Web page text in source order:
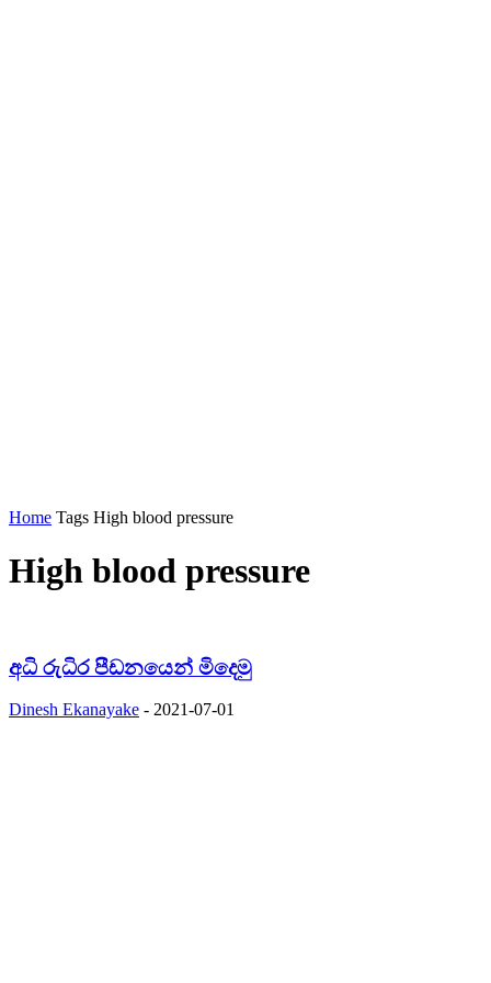
Home Tags High blood pressure
High blood pressure
අධි රුධිර පීඩනයෙන් මිදෙමු
Dinesh Ekanayake - 2021-07-01